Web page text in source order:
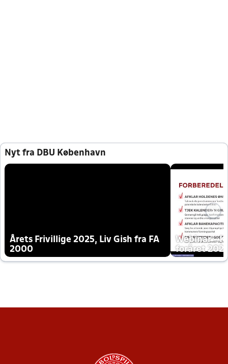
Nyt fra DBU København
Årets Frivillige 2025, Liv Gish fra FA
2000
Webinar -
foråret